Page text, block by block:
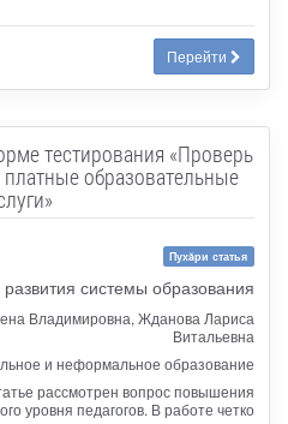
Перейти
тестирования «Проверь
образовательные
Пухăри статья
системы образования
Владимировна, Жданова Лариса
Витальевна
и неформальное образование
рассмотрен вопрос повышения
уровня педагогов. В работе четко